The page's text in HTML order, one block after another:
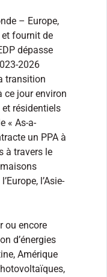
– Europe,
et fournit de
dépasse
2026
transition
ce jour environ
résidentiels
« As-a-
un PPA à
à travers le
l’Asie-
ou encore
d’énergies
Amérique